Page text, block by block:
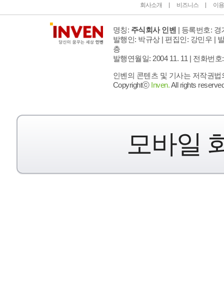
회사소개 비즈니스 이
명칭: 주식회사 인벤 | 등록번호: 경
발행인: 박규상 | 편집인: 강민우 |
층
발행연월일: 2004 11. 11 | 전화번호
인벤의 콘텐츠 및 기사는 저작권
Copyrightⓒ Inven.All rights
모바일